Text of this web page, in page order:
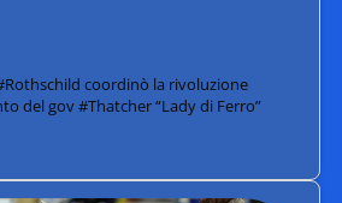
coordinò la rivoluzione
del gov #Thatcher “Lady di Ferro”